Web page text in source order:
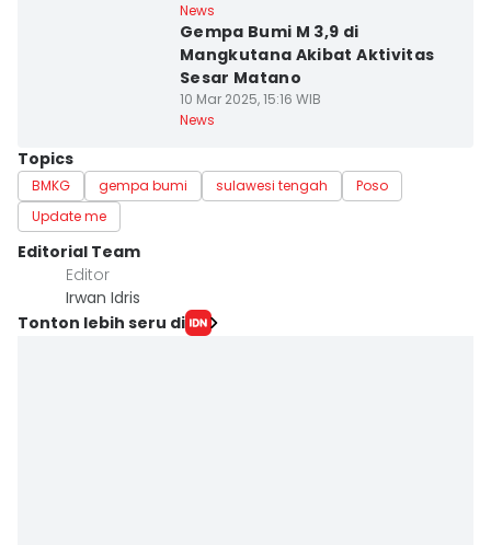
News
Gempa Bumi M 3,9 di
Mangkutana Akibat Aktivitas
Sesar Matano
10 Mar 2025, 15:16 WIB
News
Topics
BMKG gempa bumi sulawesi tengah
Poso
Update me
Editorial Team
Editor
Irwan Idris
Tonton lebih seru di